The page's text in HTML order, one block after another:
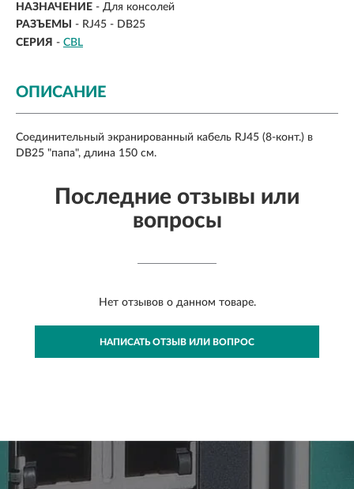
НАЗНАЧЕНИЕ - Для консолей
РАЗЪЕМЫ
- RJ45 - DB25
СЕРИЯ - CBL
ОПИСАНИЕ
Соединительный экранированный кабель RJ45 (8-конт.) в
DB25 "папа", длина 150 см.
Последние отзывы или
вопросы
Нет отзывов о данном товаре.
НАПИСАТЬ ОТЗЫВ ИЛИ ВОПРОС